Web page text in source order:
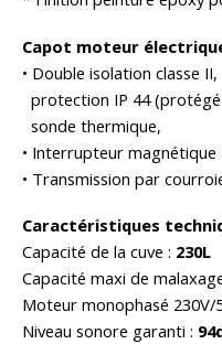
Capot moteur
• Double isolation classe II,
protection IP 44
sonde thermique,
• Interrupteur magnétique
• Transmission par
Caractéristiques
Capacité de la cuve : 230L
Capacité maxi de
Moteur monophasé 230V/
Niveau sonore garanti :